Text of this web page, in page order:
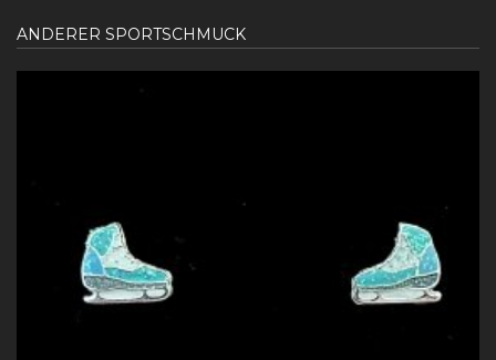
ANDERER SPORTSCHMUCK